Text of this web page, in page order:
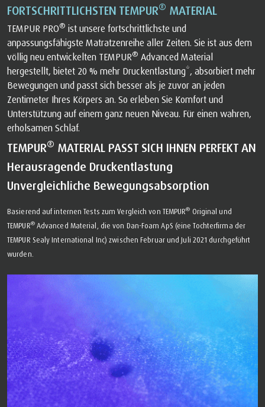
FORTSCHRITTLICHSTEN TEMPUR® MATERIAL
TEMPUR PRO® ist unsere fortschrittlichste und
anpassungsfähigste Matratzenreihe aller Zeiten. Sie ist aus dem
völlig neu entwickelten TEMPUR® Advanced Material
hergestellt, bietet 20 % mehr Druckentlastung*, absorbiert mehr
Bewegungen und passt sich besser als je zuvor an jeden
Zentimeter Ihres Körpers an. So erleben Sie Komfort und
Unterstützung auf einem ganz neuen Niveau. Für einen wahren,
erholsamen Schlaf.
TEMPUR® MATERIAL PASST SICH IHNEN PERFEKT AN
Herausragende Druckentlastung
Unvergleichliche Bewegungsabsorption
Basierend auf internen Tests zum Vergleich von TEMPUR® Original und
TEMPUR®Advanced Material, die von Dan-Foam ApS (eine Tochterfirma der
TEMPUR Sealy International Inc) zwischen Februar und Juli 2021 durchgeführt
wurden.